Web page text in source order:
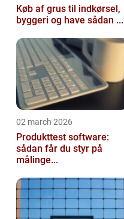
Køb af grus til indkørsel,
byggeri og have sådan ...
02 march 2026
Produkttest software:
sådan får du styr på
målinge...